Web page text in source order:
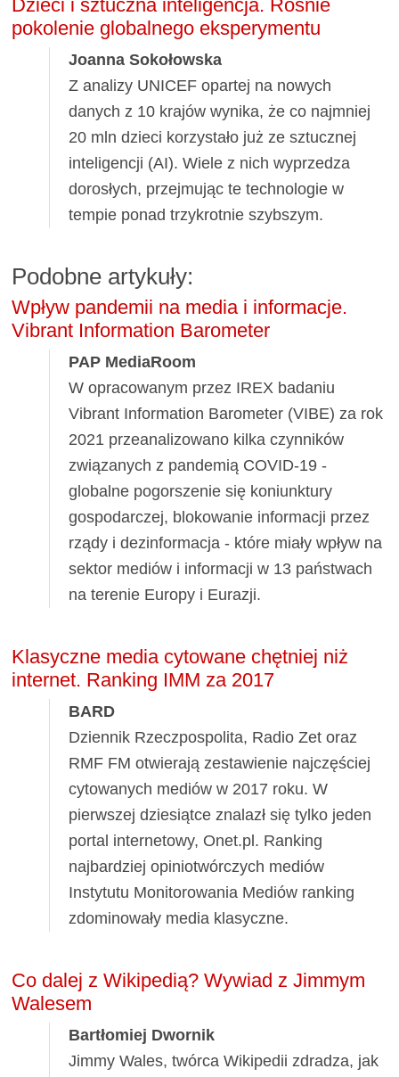
Dzieci i sztuczna inteligencja. Rośnie
pokolenie globalnego eksperymentu
Joanna Sokołowska
Z analizy UNICEF opartej na nowych
danych z 10 krajów wynika, że co najmniej
20 mln dzieci korzystało już ze sztucznej
inteligencji (AI). Wiele z nich wyprzedza
dorosłych, przejmując te technologie w
tempie ponad trzykrotnie szybszym.
Podobne artykuły:
Wpływ pandemii na media i informacje.
Vibrant Information Barometer
PAP MediaRoom
W opracowanym przez IREX badaniu
Vibrant Information Barometer (VIBE) za rok
2021 przeanalizowano kilka czynników
związanych z pandemią COVID-19 -
globalne pogorszenie się koniunktury
gospodarczej, blokowanie informacji przez
rządy i dezinformacja - które miały wpływ na
sektor mediów i informacji w 13 państwach
na terenie Europy i Eurazji.
Klasyczne media cytowane chętniej niż
internet. Ranking IMM za 2017
BARD
Dziennik Rzeczpospolita, Radio Zet oraz
RMF FM otwierają zestawienie najczęściej
cytowanych mediów w 2017 roku. W
pierwszej dziesiątce znalazł się tylko jeden
portal internetowy, Onet.pl. Ranking
najbardziej opiniotwórczych mediów
Instytutu Monitorowania Mediów ranking
zdominowały media klasyczne.
Co dalej z Wikipedią? Wywiad z Jimmym
Walesem
Bartłomiej Dwornik
Jimmy Wales, twórca Wikipedii zdradza, jak